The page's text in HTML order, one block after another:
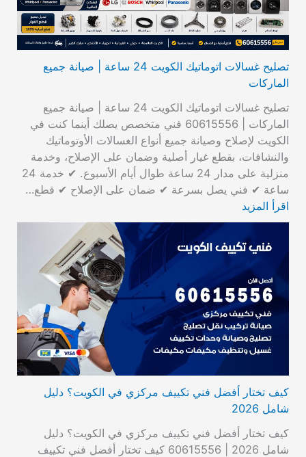
تصليح غسالات اتوماتيك الكويت 24 ساعة | صيانة جميع
الماركات
تصليح غسالات اتوماتيك الكويت 24 ساعة | صيانة جميع
الماركات | 60615556 فني متخصص يصلك أينما كنت في
الكويت لإصلاح وصيانة جميع أنواع الغسالات الأوتوماتيك
والنشافات، بقطع غيار أصلية وضمان على الإصلاح، وخدمة
منزلية على مدار 24 ساعة طوال أيام الأسبوع. ✔ خدمة 24
ساعة ✔ فني يصل بسرعة ✔ ضمان على الإصلاح ✔ قطع…
اقرأ المزيد
كيف تختار أفضل فني تكييف مركزي في الكويت؟ دليل
شامل 2026
كيف تختار أفضل فني تكييف مركزي في الكويت؟ دليل
شامل 2026 | 60615556 كيف تختار أفضل فني تكييف